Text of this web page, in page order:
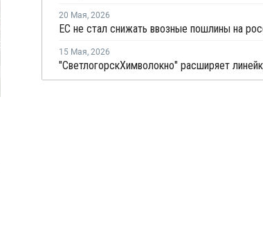
20 Мая, 2026
15 Мая, 2026